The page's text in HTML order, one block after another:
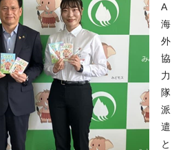
A
海
外
協
力
隊
派
遣
と